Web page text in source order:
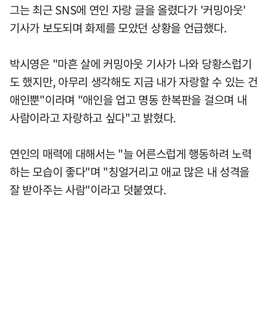
그는 최근 SNS에 연인 자랑 글을 올렸다가 '커밍아웃'
기사가 보도되며 화제를 모았던 상황을 언급했다.
박시영은 "마흔 살에 커밍아웃 기사가 나와 당황스럽기
도 했지만, 아무리 생각해도 지금 내가 자랑할 수 있는 건
애인뿐"이라며 "애인을 업고 명동 한복판을 걸으며 내
사람이라고 자랑하고 싶다"고 밝혔다.
연인의 매력에 대해서는 "늘 어른스럽게 행동하려 노력
하는 모습이 좋다"며 "칭얼거리고 애교 많은 내 성격을
잘 받아주는 사람"이라고 덧붙였다.